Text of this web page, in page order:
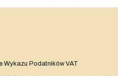
Wykazu Podatników VAT